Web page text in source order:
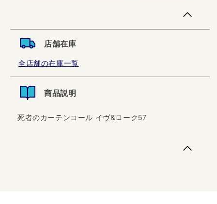
店舗在庫
全店舗の在庫一覧
商品説明
死者のカーテンコール イヴ&ローク57